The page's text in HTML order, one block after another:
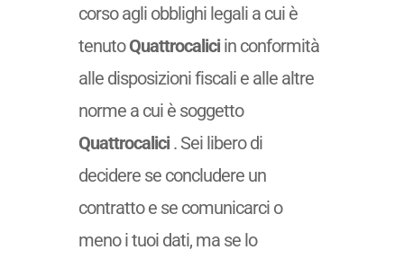
corso agli obblighi legali a cui è
tenutoQuattrocaliciin conformità
alle disposizioni fiscali e alle altre
norme a cui è soggetto
Quattrocalici. Sei libero di
decidere se concludere un
contratto e se comunicarci o
meno i tuoi dati, ma se lo